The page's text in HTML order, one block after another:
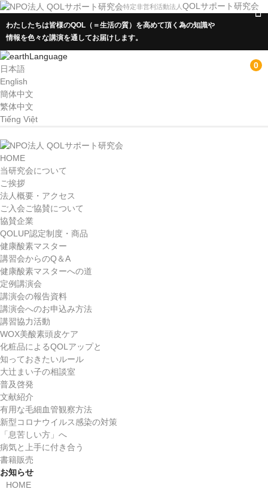
特定非営利活動法人 QOLサポート研究会
わたしたちは皆様のQOL（＝生活の質）を高めて頂く為の知識や
情報を色々な講演を通してお届けします。
0
Language
日本語
English
簡体中文
繁体中文
Tiếng Việt
HOME
当研究会について
ご挨拶
法人概要・アクセス
ご入会ご協賛について
協賛企業
QOLUP認定制度・商品
健康酸素マスター
講習会からのQ＆A
健康酸素マスターへの道
定例講演会
講演会の報告資料
講演会へのお申込み方法
講習協力活動
HOME
当研究会について
ご挨拶
法人概要・アクセス
ご入会ご協賛について
協賛企業
QOLUP認定制度・商品
健康酸素マスター
講習会からのQ＆A
健康酸素マスターへの道
定例講演会
講演会の報告資料
講演会へのお申込み方法
講習協力活動
WOX美酸素頭皮ケア
化粧品によるQOLアップと
知っておきたいルール
大辻まい子の相談室
普及啓発
文献紹介
有用な毛細血管観察方法
新型コロナウイルス感染の対策
「息苦しい方」へ
病気と上手に付き合う
書籍販売
お知らせ
HOME